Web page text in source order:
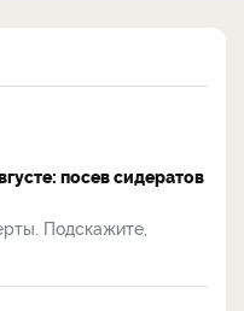
посев сидератов
Подскажите,